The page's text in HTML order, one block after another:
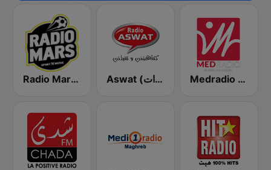
Radio Mars (راديو مرس) Aswat (أصوات) Medradio (ميد راديو)